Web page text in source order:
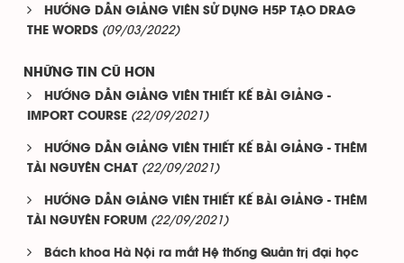
HƯỚNG DẪN GIẢNG VIÊN SỬ DỤNG H5P TẠO DRAG
THE WORDS (09/03/2022)
NHỮNG TIN CŨ HƠN
HƯỚNG DẪN GIẢNG VIÊN THIẾT KẾ BÀI GIẢNG -
IMPORT COURSE (22/09/2021)
HƯỚNG DẪN GIẢNG VIÊN THIẾT KẾ BÀI GIẢNG - THÊM
TÀI NGUYÊN CHAT (22/09/2021)
HƯỚNG DẪN GIẢNG VIÊN THIẾT KẾ BÀI GIẢNG - THÊM
TÀI NGUYÊN FORUM (22/09/2021)
Bách khoa Hà Nội ra mắt Hệ thống Quản trị đại học